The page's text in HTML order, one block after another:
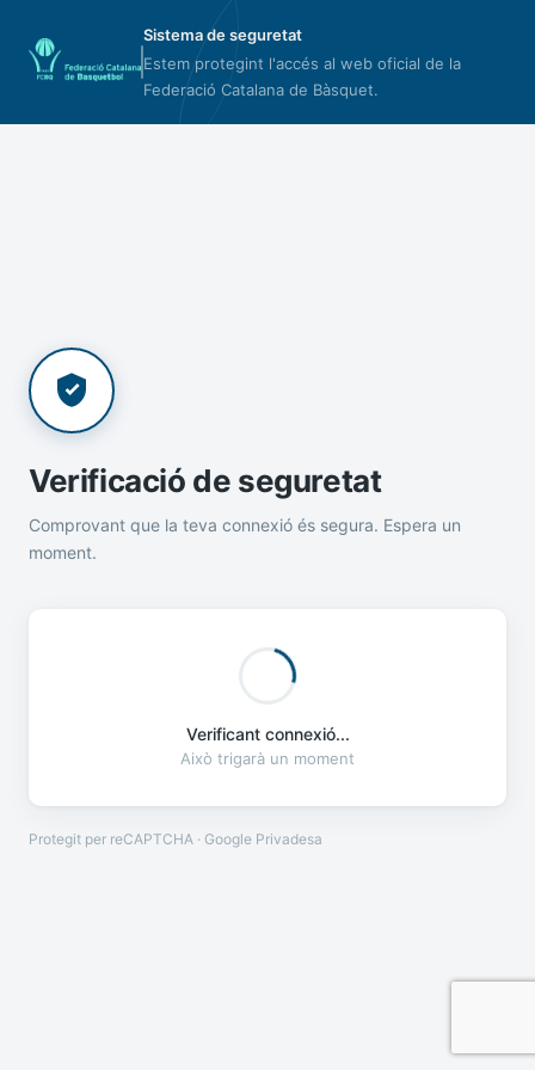
Sistema de seguretat
Estem protegint l'accés al web oficial de la
Federació Catalana de Bàsquet.
Verificació de seguretat
Comprovant que la teva connexió és segura. Espera un
moment.
Verificant connexió...
Això trigarà un moment
Protegit per reCAPTCHA · Google Privadesa